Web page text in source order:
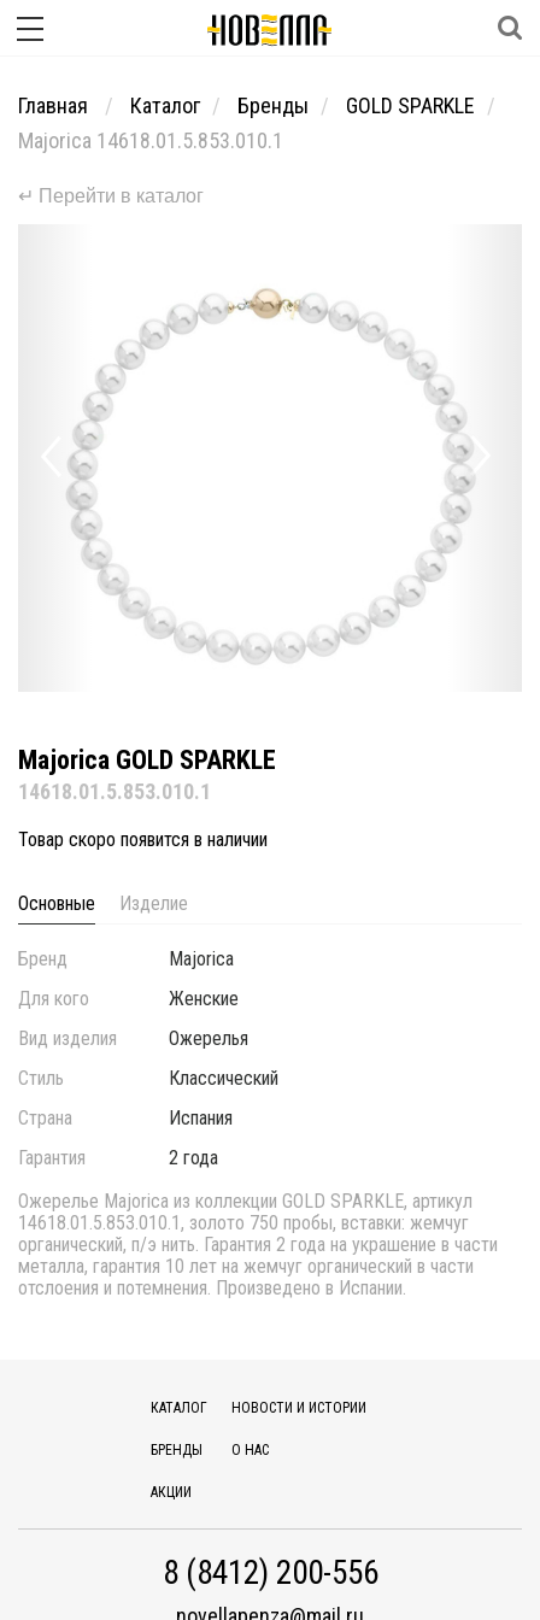
Главная Каталог Бренды
GOLD SPARKLE
Majorica 14618.01.5.853.010.1
↵ Перейти в каталог
Majorica GOLD SPARKLE
14618.01.5.853.010.1
Товар скоро появится в наличии
Основные Изделие
Бренд
Majorica
Для кого
Женские
Вид изделия
Ожерелья
Стиль
Классический
Страна
Испания
Гарантия
2 года
Ожерелье Majorica из коллекции GOLD SPARKLE, артикул
14618.01.5.853.010.1, золото 750 пробы, вставки: жемчуг
органический, п/э нить. Гарантия 2 года на украшение в части
металла, гарантия 10 лет на жемчуг органический в части
отслоения и потемнения. Произведено в Испании.
КАТАЛОГ
БРЕНДЫ
АКЦИИ
НОВОСТИ И ИСТОРИИ
О НАС
8 (8412) 200-556